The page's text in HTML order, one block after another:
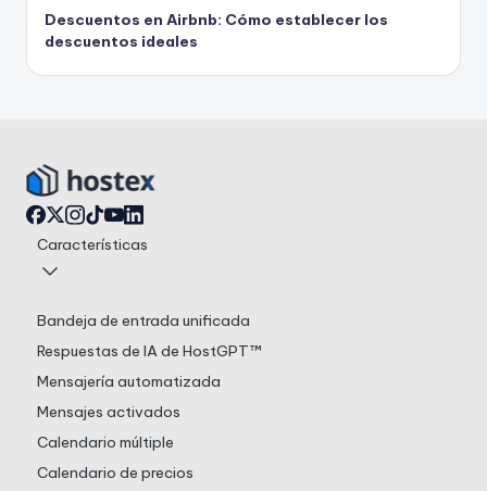
Descuentos en Airbnb: Cómo establecer los
descuentos ideales
Características
Bandeja de entrada unificada
Respuestas de IA de HostGPT™
Mensajería automatizada
Mensajes activados
Calendario múltiple
Calendario de precios